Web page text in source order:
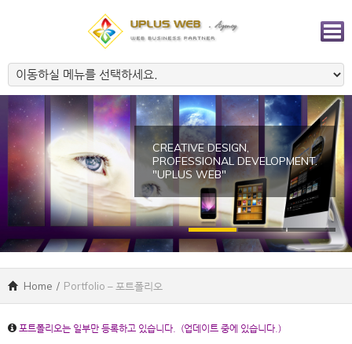
CREATIVE DESIGN,
PROFESSIONAL DEVELOPMENT.
"UPLUS WEB"
Home / Portfolio – 포트폴리오
포트폴리오는 일부만 등록하고 있습니다. (업데이트 중에 있습니다.)